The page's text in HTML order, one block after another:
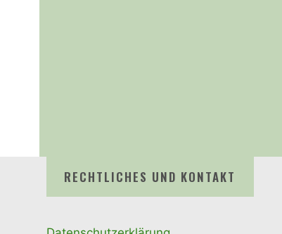
RECHTLICHES UND KONTAKT